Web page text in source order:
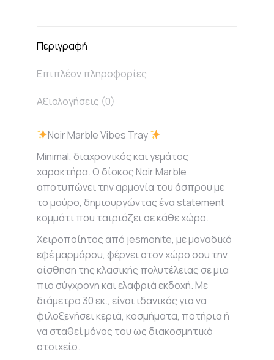
Περιγραφή
Επιπλέον πληροφορίες
Αξιολογήσεις (0)
Noir Marble Vibes Tray
Minimal, διαχρονικός και γεμάτος
χαρακτήρα. Ο δίσκος Noir Marble
αποτυπώνει την αρμονία του άσπρου με
το μαύρο, δημιουργώντας ένα statement
κομμάτι που ταιριάζει σε κάθε χώρο.
Χειροποίητος από jesmonite, με μοναδικό
εφέ μαρμάρου, φέρνει στον χώρο σου την
αίσθηση της κλασικής πολυτέλειας σε μια
πιο σύγχρονη και ελαφριά εκδοχή. Με
διάμετρο 30 εκ., είναι ιδανικός για να
φιλοξενήσει κεριά, κοσμήματα, ποτήρια ή
να σταθεί μόνος του ως διακοσμητικό
στοιχείο.